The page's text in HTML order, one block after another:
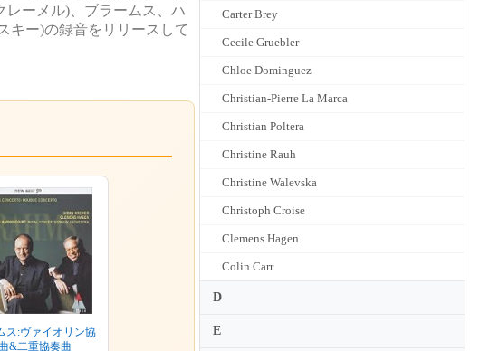
ーメル)、ブラームス、ハ
キー)の録音をリリースして
ス:ヴァイオリン協
&二重協奏曲
Carter Brey
Cecile Gruebler
Chloe Dominguez
Christian-Pierre La Marca
Christian Poltera
Christine Rauh
Christine Walevska
Christoph Croise
Clemens Hagen
Colin Carr
D
E